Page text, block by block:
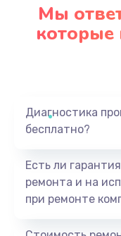
Мы
Диагностика
бесплатно?
Есть ли
ремонта и на
при ремонте